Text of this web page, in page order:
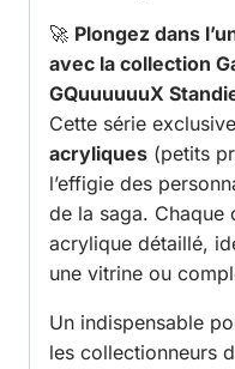
🚀 Plongez dans
avec la collection
GQuuuuuuX
Cette série
acryliques (petits
l’effigie des
de la saga. Chaque
acrylique détaillé,
une vitrine ou
Un indispensable
les collectionneurs